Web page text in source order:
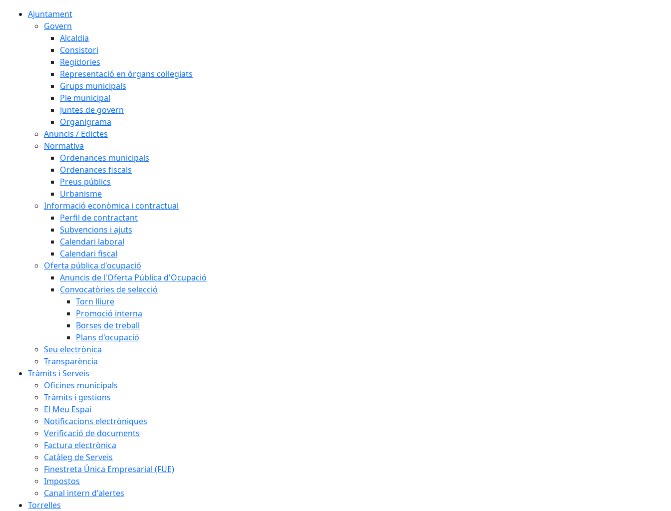
Ajuntament
Govern
Alcaldia
Consistori
Regidories
Representació en òrgans col·legiats
Grups municipals
Ple municipal
Juntes de govern
Organigrama
Anuncis / Edictes
Normativa
Ordenances municipals
Ordenances fiscals
Preus públics
Urbanisme
Informació econòmica i contractual
Perfil de contractant
Subvencions i ajuts
Calendari laboral
Calendari fiscal
Oferta pública d'ocupació
Anuncis de l'Oferta Pública d'Ocupació
Convocatòries de selecció
Torn lliure
Promoció interna
Borses de treball
Plans d'ocupació
Seu electrònica
Transparència
Tràmits i Serveis
Oficines municipals
Tràmits i gestions
El Meu Espai
Notificacions electròniques
Verificació de documents
Factura electrònica
Catàleg de Serveis
Finestreta Única Empresarial (FUE)
Impostos
Canal intern d'alertes
Torrelles